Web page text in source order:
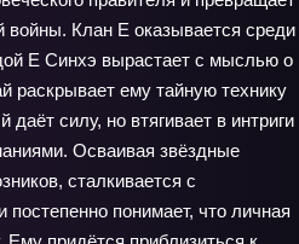
Клан Е оказывается среди
Е Синхэ вырастает с мыслью о
раскрывает ему тайную технику
силу, но втягивает в интриги
Осваивая звёздные
сталкивается с
понимает, что личная